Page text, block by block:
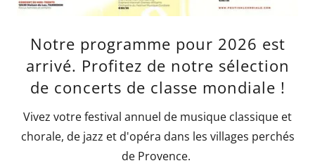
Notre programme pour 2026 est
arrivé. Profitez de notre sélection
de concerts de classe mondiale !
Vivez votre festival annuel de musique classique et
chorale, de jazz et d'opéra dans les villages perchés
de Provence.